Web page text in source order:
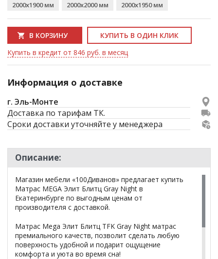
2000x1900 мм
2000x2000 мм 2000x1950 мм
В КОРЗИНУ
КУПИТЬ В ОДИН КЛИК
Купить в кредит от 846 руб. в месяц
Информация о доставке
г. Эль-Монте
Доставка по тарифам ТК.
Сроки доставки уточняйте у менеджера
Описание:
Магазин мебели «100Диванов» предлагает купить
Матрас MEGA Элит Блитц Gray Night в
Екатеринбурге по выгодным ценам от
производителя с доставкой.
Матрас Mega Элит Блитц TFK Gray Night матрас
премиального качеств, позволит сделать любую
поверхность удобной и подарит ощущение
комфорта и уюта во время сна!